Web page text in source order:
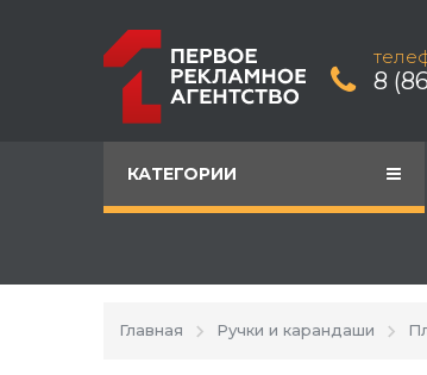
8
КАТЕГОРИИ
Главная Ручки и карандаши